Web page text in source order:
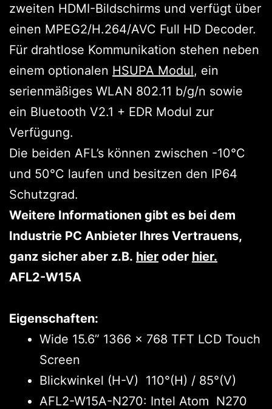
zweiten HDMI-Bildschirms und verfügt über
einen MPEG2/H.264/AVC Full HD Decoder.
Für drahtlose Kommunikation stehen neben
einem optionalen HSUPA Modul, ein
serienmäßiges WLAN 802.11 b/g/n sowie
ein Bluetooth V2.1 + EDR Modul zur
Verfügung.
Die beiden AFL’s können zwischen -10°C
und 50°C laufen und besitzen den IP64
Schutzgrad.
Weitere Informationen gibt es bei dem
Industrie PC Anbieter Ihres Vertrauens,
ganz sicher aber z.B. hier oder hier.
AFL2-W15A
Eigenschaften:
Wide 15.6” 1366 x 768 TFT LCD Touch
Screen
Blickwinkel (H-V) 110°(H) / 85°(V)
AFL2-W15A-N270: Intel Atom N270